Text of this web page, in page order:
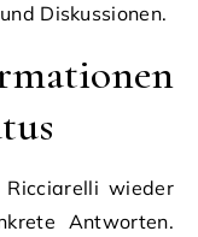
Diskussionen.
Ricciarelli wieder
Antworten.